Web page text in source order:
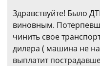
Здравствуйте! Было
виновным.
чинить свое
дилера ( машина не
выплатит